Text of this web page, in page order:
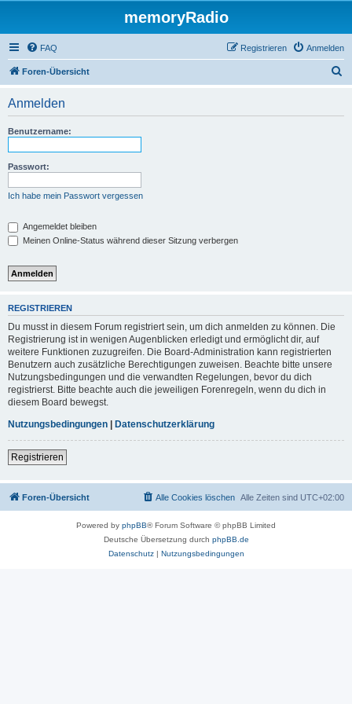
memoryRadio
FAQ Anmelden
Registrieren
Foren-Übersicht
Anmelden
Benutzername:
Passwort:
Ich habe mein Passwort vergessen
Angemeldet bleiben
Meinen Online-Status während dieser Sitzung verbergen
REGISTRIEREN
Du musst in diesem Forum registriert sein, um dich anmelden zu können. Die
Registrierung ist in wenigen Augenblicken erledigt und ermöglicht dir, auf
weitere Funktionen zuzugreifen. Die Board-Administration kann registrierten
Benutzern auch zusätzliche Berechtigungen zuweisen. Beachte bitte unsere
Nutzungsbedingungen und die verwandten Regelungen, bevor du dich
registrierst. Bitte beachte auch die jeweiligen Forenregeln, wenn du dich in
diesem Board bewegst.
Nutzungsbedingungen | Datenschutzerklärung
Registrieren
Foren-Übersicht Alle Zeiten sind UTC+02:00
Alle Cookies löschen
Powered by phpBB® Forum Software © phpBB Limited
Deutsche Übersetzung durch phpBB.de
Datenschutz| Nutzungsbedingungen